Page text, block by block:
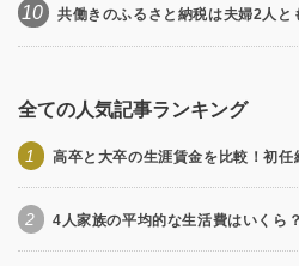
10 共働きのふるさと納税は夫婦2人と
全ての人気記事ランキング
1 高卒と大卒の生涯賃金を比較！初任
2 4人家族の平均的な生活費はいくら